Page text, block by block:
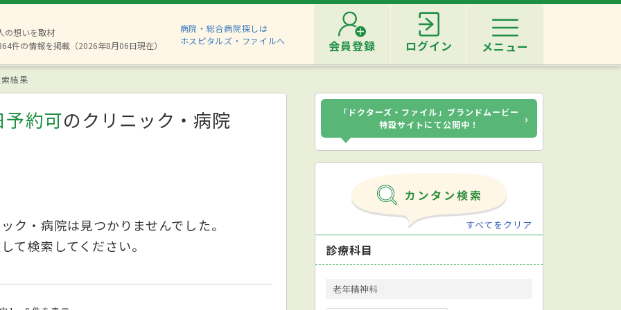
の想いを取材
件の情報を掲載（2026年8月06日現在）
病院・総合病院探しは
ホスピタルズ・ファイルへ
会員登録 ログイン メニュー
結果
約可のクリニック・病院
ク・病院は見つかりませんでした。
て検索してください。
「ドクターズ・ファイル」ブランドムービー
特設サイトにて公開中！
›
すべてをクリア
診療科目
老年精神科